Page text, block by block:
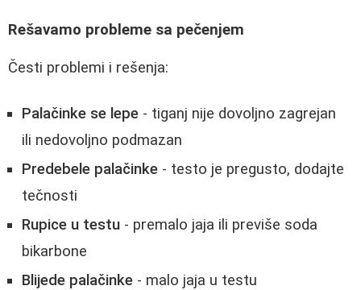
Rešavamo probleme sa pečenjem
Česti problemi i rešenja:
Palačinke se lepe - tiganj nije dovoljno zagrejan
ili nedovoljno podmazan
Predebele palačinke - testo je pregusto, dodajte
tečnosti
Rupice u testu - premalo jaja ili previše soda
bikarbone
Blijede palačinke - malo jaja u testu